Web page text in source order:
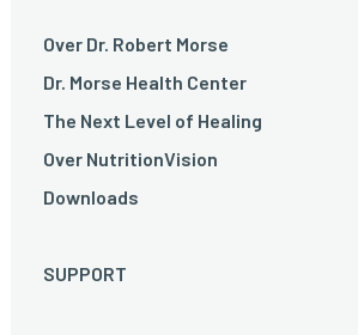
Over Dr. Robert Morse
Dr. Morse Health Center
The Next Level of Healing
Over NutritionVision
Downloads
SUPPORT